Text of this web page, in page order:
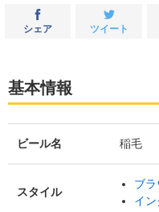
シェア ツイート
基本情報
ビール名 稲毛
スタイル
ブ
イ